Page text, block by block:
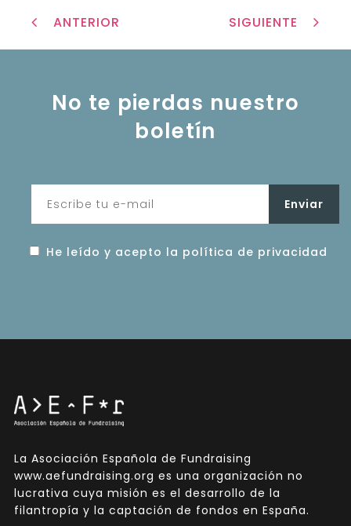
ANTERIOR SIGUIENTE
No te pierdas nuestro
boletín
He leído y acepto la política de privacidad
La Asociación Española de Fundraising
www.aefundraising.org es una organización no
lucrativa cuya misión es el desarrollo de la
filantropía y la captación de fondos en España.